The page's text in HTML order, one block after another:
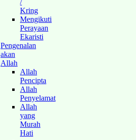
/
Kring
Mengikuti
Perayaan
Ekaristi
Pengenalan
akan
Allah
Allah
Pencipta
Allah
Penyelamat
Allah
yang
Murah
Hati